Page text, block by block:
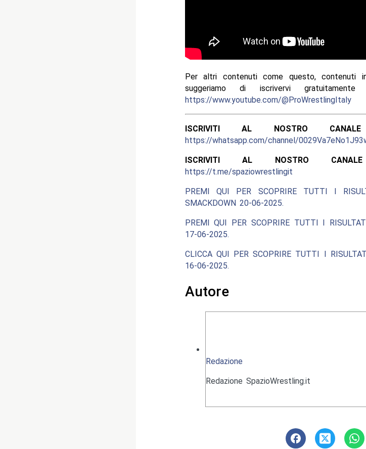
Per altri contenuti come questo, contenuti
suggeriamo di iscrivervi
https://www.youtube.com/@ProWrestlingItaly
ISCRIVITI AL NOSTRO CANALE
https://whatsapp.com/channel/
ISCRIVITI AL NOSTRO CANALE
https://t.me/spaziowrestlingit
PREMI QUI PER SCOPRIRE TUTTI I
SMACKDOWN 20-06-2025.
PREMI QUI PER SCOPRIRE TUTTI I
17-06-2025.
CLICCA QUI PER SCOPRIRE TUTTI I
16-06-2025.
Autore
Redazione
Redazione SpazioWrestling.it